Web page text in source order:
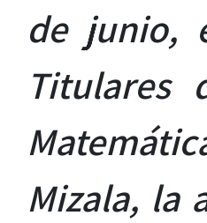
de junio,
Titulares
Mizala, la